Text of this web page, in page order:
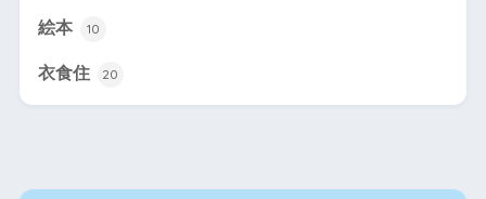
絵本 10
衣食住 20